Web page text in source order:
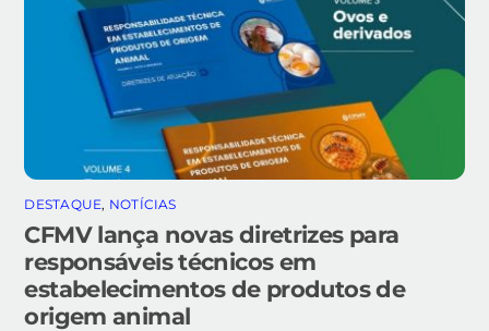
DESTAQUE, NOTÍCIAS
CFMV lança novas diretrizes para
responsáveis técnicos em
estabelecimentos de produtos de
origem animal